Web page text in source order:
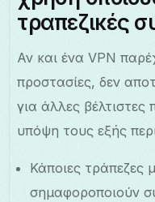
τραπεζικές
Αν και ένα VPN
προστασίες, δεν
για άλλες
υπόψη τους εξής
Κάποιες τράπεζες
σημαφοροποιούν